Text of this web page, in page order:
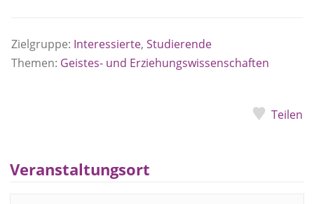
Zielgruppe: Interessierte, Studierende
Themen: Geistes- und Erziehungswissenschaften
Teilen
Veranstaltungsort